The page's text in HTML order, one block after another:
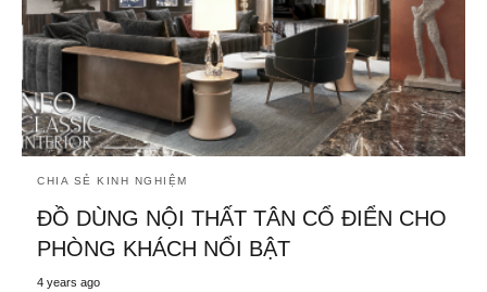
CHIA SẺ KINH NGHIỆM
ĐỒ DÙNG NỘI THẤT TÂN CỔ ĐIỂN CHO
PHÒNG KHÁCH NỔI BẬT
4 years ago